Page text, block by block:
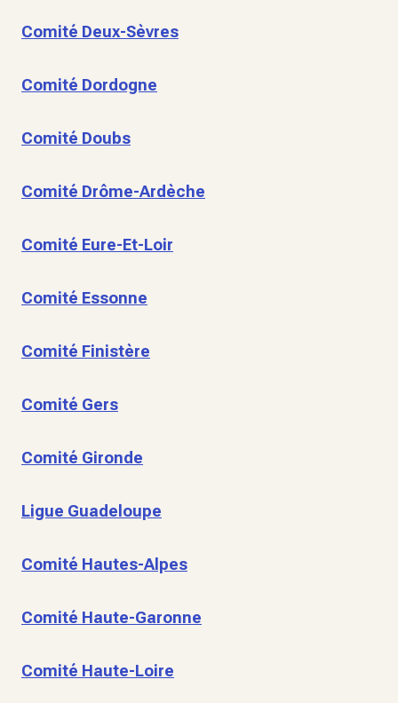
Comité Deux-Sèvres
Comité Dordogne
Comité Doubs
Comité Drôme-Ardèche
Comité Eure-Et-Loir
Comité Essonne
Comité Finistère
Comité Gers
Comité Gironde
Ligue Guadeloupe
Comité Hautes-Alpes
Comité Haute-Garonne
Comité Haute-Loire